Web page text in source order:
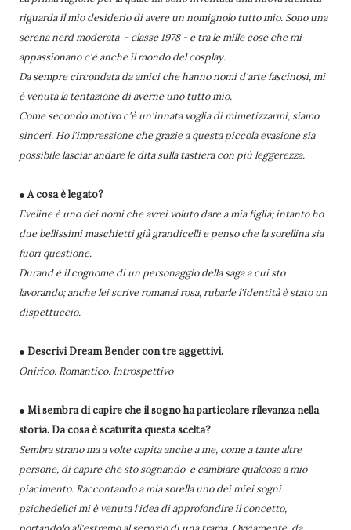
riguarda il mio desiderio di avere un nomignolo tutto mio. Sono una
serena nerd moderata - classe 1978 - e tra le mille cose che mi
appassionano c'è anche il mondo del cosplay.
Da sempre circondata da amici che hanno nomi d'arte fascinosi, mi
è venuta la tentazione di averne uno tutto mio.
Come secondo motivo c'è un'innata voglia di mimetizzarmi, siamo
sinceri. Ho l'impressione che grazie a questa piccola evasione sia
possibile lasciar andare le dita sulla tastiera con più leggerezza.
● A cosa è legato?
Eveline è uno dei nomi che avrei voluto dare a mia figlia; intanto ho
due bellissimi maschietti già grandicelli e penso che la sorellina sia
fuori questione.
Durand è il cognome di un personaggio della saga a cui sto
lavorando; anche lei scrive romanzi rosa, rubarle l'identità è stato un
dispettuccio.
● Descrivi Dream Bender con tre aggettivi.
Onirico. Romantico. Introspettivo
● Mi sembra di capire che il sogno ha particolare rilevanza nella
storia. Da cosa è scaturita questa scelta?
Sembra strano ma a volte capita anche a me, come a tante altre
persone, di capire che sto sognando e cambiare qualcosa a mio
piacimento. Raccontando a mia sorella uno dei miei sogni
psichedelici mi è venuta l'idea di approfondire il concetto,
portandolo all'estremo al servizio di una trama. Ovviamente, da